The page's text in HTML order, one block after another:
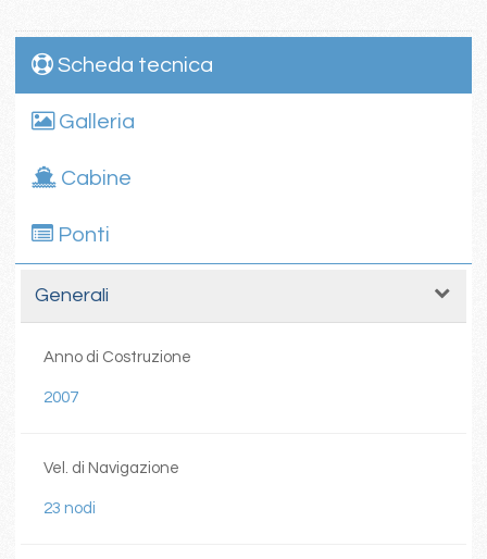
Scheda tecnica
Galleria
Cabine
Ponti
Generali
Anno di Costruzione
2007
Vel. di Navigazione
23 nodi